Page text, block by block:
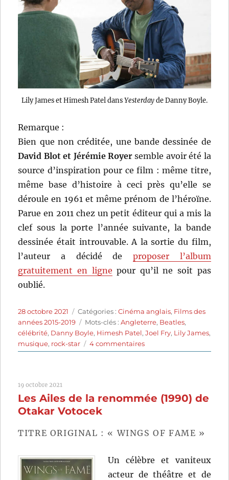
Lily James et Himesh Patel dansYesterdayde Danny Boyle.
Remarque :
Bien que non créditée, une bande dessinée de
David Blot et Jérémie Royer semble avoir été la
source d’inspiration pour ce film : même titre,
même base d’histoire à ceci près qu’elle se
déroule en 1961 et même prénom de l’héroïne.
Parue en 2011 chez un petit éditeur qui a mis la
clef sous la porte l’année suivante, la bande
dessinée était introuvable. A la sortie du film,
l’auteur a décidé deproposer l’album
gratuitement en ligne pour qu’il ne soit pas
oublié.
Publié
le
28 octobre 2021 Catégories
Catégories :Cinéma anglais, Films des
années 2015-2019
Étiquettes
Mots-clés :Angleterre, Beatles,
célébrité, Danny Boyle, Himesh Patel,Joel Fry, Lily James,
musique, rock-star 4 commentairessur
Yesterday
Boyle
19 octobre 2021
Les Ailes de la renommée (1990) de
Otakar Votocek
TITRE ORIGINAL : « WINGS OF FAME »
Un célèbre et vaniteux
acteur de théâtre et de